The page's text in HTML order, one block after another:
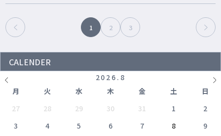
1 2 3
CALENDER
2026 . 8
月
火 水 木 金 土
日
27
28 29 30 31 1
2
3
4 5 6 7 8
9